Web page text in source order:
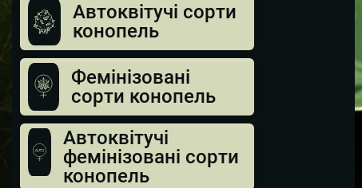
Автоквітучі сорти
конопель
Фемінізовані
сорти конопель
Автоквітучі
фемінізовані сорти
конопель